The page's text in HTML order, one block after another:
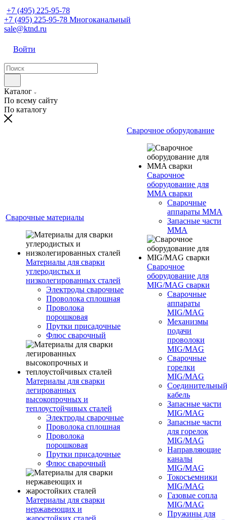
+7 (495) 225-95-78
+7 (495) 225-95-78 Многоканальный
sale@ktnd.ru
Войти
Каталог
По всему сайту
По каталогу
Сварочные материалы
Материалы для сварки
углеродистых и
низколегированных сталей
Электроды сварочные
Проволока сплошная
Проволока
порошковая
Прутки присадочные
Флюс сварочный
Материалы для сварки
легированных
высокопрочных и
теплоустойчивых сталей
Электроды сварочные
Проволока сплошная
Проволока
порошковая
Прутки присадочные
Флюс сварочный
Материалы для сварки
нержавеющих и
жаростойких сталей
Сварочное оборудование
Сварочное
оборудование для
MMA сварки
Сварочные
аппараты MMA
Запасные части
MMA
Сварочное
оборудование для
MIG/MAG сварки
Сварочные
аппараты
MIG/MAG
Механизмы
подачи
проволоки
MIG/MAG
Сварочные
горелки
MIG/MAG
Соединительный
кабель
Запасные части
MIG/MAG
Запасные части
для горелок
MIG/MAG
Направляющие
каналы
MIG/MAG
Токосъемники
MIG/MAG
Газовые сопла
MIG/MAG
Пружины для